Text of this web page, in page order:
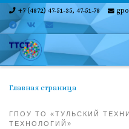
Skip to content
+7 (4872) 47-51-35, 47-51-78
Главная страница
ГПОУ ТО «ТУЛЬСКИЙ
ТЕХНОЛОГИЙ»